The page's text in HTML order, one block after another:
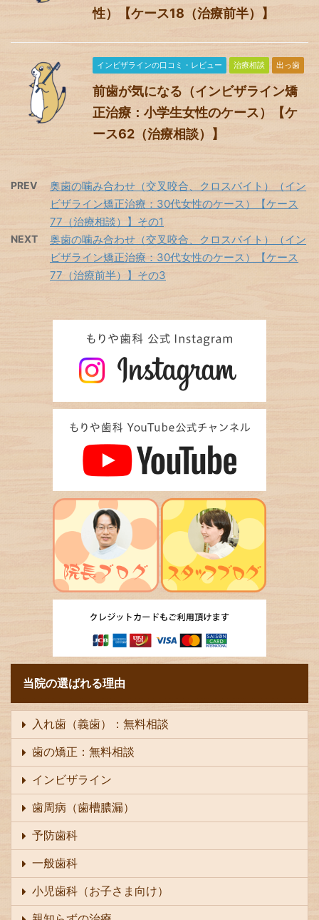
性）【ケース18（治療前半）】
インビザラインの口コミ・レビュー 治療相談 出っ歯
前歯が気になる（インビザライン矯
正治療：小学生女性のケース）【ケ
ース62（治療相談）】
PREV
奥歯の噛み合わせ（交叉咬合、クロスバイト）（イン
ビザライン矯正治療：30代女性のケース）【ケース
77（治療相談）】その1
NEXT
奥歯の噛み合わせ（交叉咬合、クロスバイト）（イン
ビザライン矯正治療：30代女性のケース）【ケース
77（治療前半）】その3
当院の選ばれる理由
入れ歯（義歯）：無料相談
歯の矯正：無料相談
インビザライン
歯周病（歯槽膿漏）
予防歯科
一般歯科
小児歯科（お子さま向け）